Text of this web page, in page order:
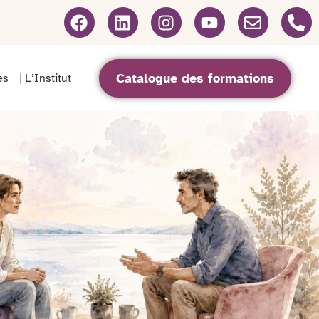
L’Institut Catalogue des formations